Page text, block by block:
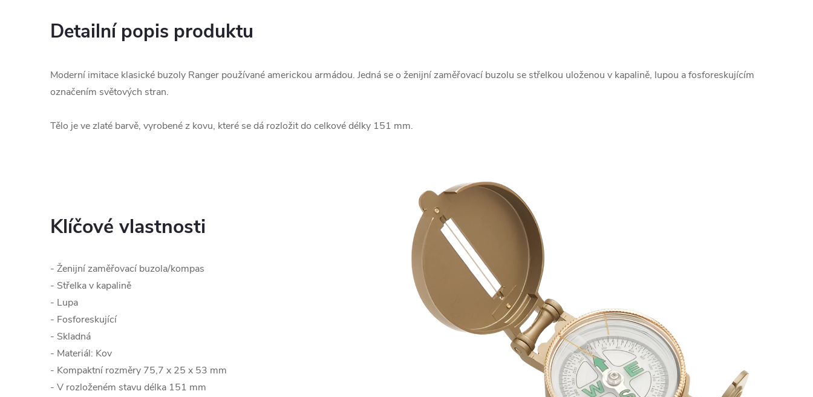
Detailní popis produktu
Moderní imitace klasické buzoly Ranger používané americkou armádou. Jedná se o ženijní zaměřovací buzolu se střelkou uloženou v kapalině, lupou a fosforeskujícím
označením světových stran.
Tělo je ve zlaté barvě, vyrobené z kovu, které se dá rozložit do celkové délky 151 mm.
Klíčové vlastnosti
- Ženijní zaměřovací buzola/kompas
- Střelka v kapalině
- Lupa
- Fosforeskující
- Skladná
- Materiál: Kov
- Kompaktní rozměry 75,7 x 25 x 53 mm
- V rozloženém stavu délka 151 mm